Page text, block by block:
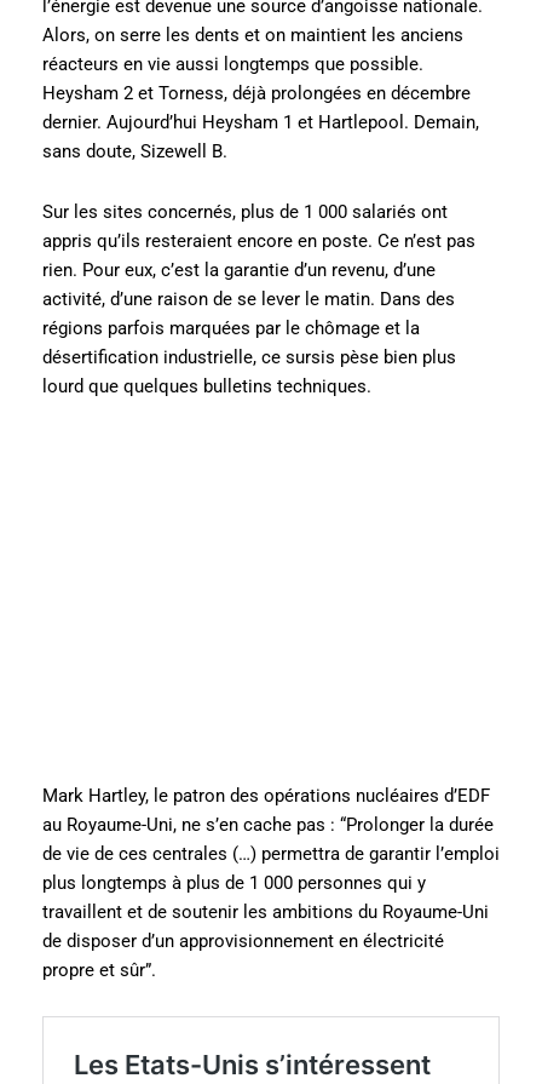
l’énergie est devenue une source d’angoisse nationale.
Alors, on serre les dents et on maintient les anciens
réacteurs en vie aussi longtemps que possible.
Heysham 2 et Torness, déjà prolongées en décembre
dernier. Aujourd’hui Heysham 1 et Hartlepool. Demain,
sans doute, Sizewell B.
Sur les sites concernés, plus de 1 000 salariés ont
appris qu’ils resteraient encore en poste. Ce n’est pas
rien. Pour eux, c’est la garantie d’un revenu, d’une
activité, d’une raison de se lever le matin. Dans des
régions parfois marquées par le chômage et la
désertification industrielle, ce sursis pèse bien plus
lourd que quelques bulletins techniques.
Mark Hartley, le patron des opérations nucléaires d’EDF
au Royaume-Uni, ne s’en cache pas : “Prolonger la durée
de vie de ces centrales (…) permettra de garantir l’emploi
plus longtemps à plus de 1 000 personnes qui y
travaillent et de soutenir les ambitions du Royaume-Uni
de disposer d’un approvisionnement en électricité
propre et sûr”.